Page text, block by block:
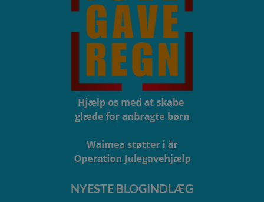
NYESTE BLOGINDLÆG